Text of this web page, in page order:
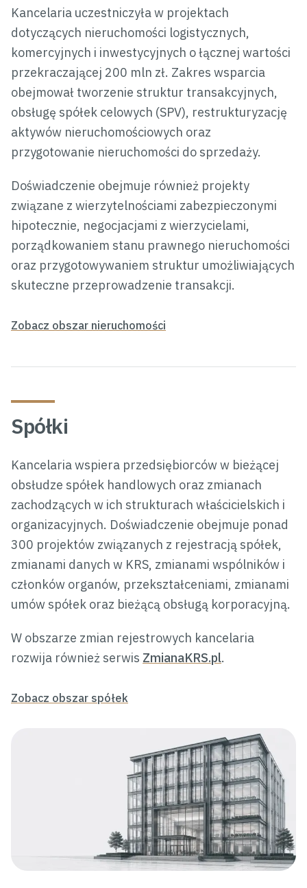
Kancelaria uczestniczyła w projektach
dotyczących nieruchomości logistycznych,
komercyjnych i inwestycyjnych o łącznej wartości
przekraczającej 200 mln zł. Zakres wsparcia
obejmował tworzenie struktur transakcyjnych,
obsługę spółek celowych (SPV), restrukturyzację
aktywów nieruchomościowych oraz
przygotowanie nieruchomości do sprzedaży.
Doświadczenie obejmuje również projekty
związane z wierzytelnościami zabezpieczonymi
hipotecznie, negocjacjami z wierzycielami,
porządkowaniem stanu prawnego nieruchomości
oraz przygotowywaniem struktur umożliwiających
skuteczne przeprowadzenie transakcji.
Zobacz obszar nieruchomości
Spółki
Kancelaria wspiera przedsiębiorców w bieżącej
obsłudze spółek handlowych oraz zmianach
zachodzących w ich strukturach właścicielskich i
organizacyjnych. Doświadczenie obejmuje ponad
300 projektów związanych z rejestracją spółek,
zmianami danych w KRS, zmianami wspólników i
członków organów, przekształceniami, zmianami
umów spółek oraz bieżącą obsługą korporacyjną.
W obszarze zmian rejestrowych kancelaria
rozwija również serwis ZmianaKRS.pl.
Zobacz obszar spółek